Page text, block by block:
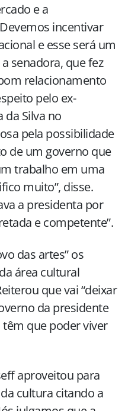
e a
incentivar
e esse será um
senadora, que fez
relacionamento
pelo ex-
da Silva no
pela possibilidade
de um governo que
trabalho em uma
muito”, disse.
a presidenta por
e competente”.
das artes” os
área cultural
que vai “deixar
da presidente
têm que poder viver
aproveitou para
cultura citando a